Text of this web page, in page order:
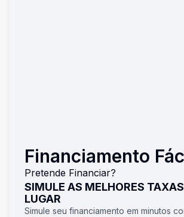
Financiamento
Pretende Financiar?
SIMULE AS MELHORES
LUGAR
Simule seu financiamento em minutos